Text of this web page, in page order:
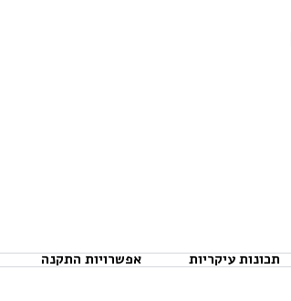
תכונות עיקריות אפשרויות התקנה